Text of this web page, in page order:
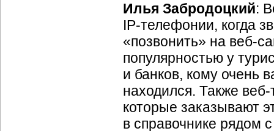
Илья Забродоцкий:
IP-телефонии, когда
«позвонить» на веб-
популярностью у
и банков, кому очень
находился. Также
которые заказывают
в справочнике рядом